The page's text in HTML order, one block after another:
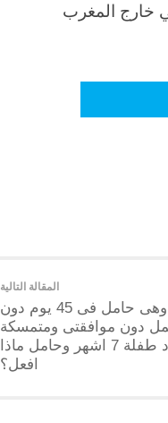
خارج المغرب
المقالة التالية
زوجتى تركت البيت وهى حامل فى 45 يوم دون
دون موافقتى ومتمسكة
بالعمل رغم وجود طفلة 7 اشهر وحامل ماذا
افعل؟